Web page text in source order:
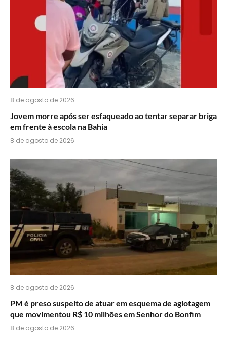
8 de agosto de 2026
Jovem morre após ser esfaqueado ao tentar separar briga
em frente à escola na Bahia
8 de agosto de 2026
8 de agosto de 2026
PM é preso suspeito de atuar em esquema de agiotagem
que movimentou R$ 10 milhões em Senhor do Bonfim
8 de agosto de 2026